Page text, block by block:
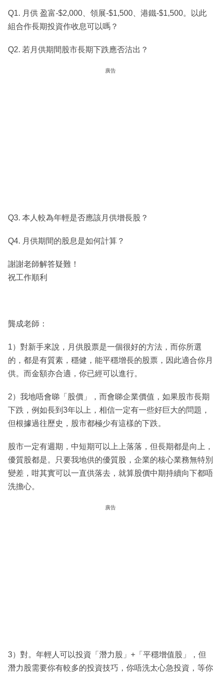
Q1. 月供 盈富-$2,000、領展-$1,500、港鐵-$1,500。以此
組合作長期投資作收息可以嗎？
Q2. 若月供期間股市長期下跌應否沽出？
廣告
Q3. 本人較為年輕是否應該月供增長股？
Q4. 月供期間的股息是如何計算？
謝謝老師解答疑難！
祝工作順利
龔成老師：
1）對新手來說，月供股票是一個很好的方法，而你所選
的，都是有質素，穩健，能平穩增長的股票，因此適合你月
供。而金額亦合適，你已經可以進行。
2）我地唔會睇「股價」，而會睇企業價值，如果股市長期
下跌，例如長到3年以上，相信一定有一些好巨大的問題，
但根據過往歷史，股市都極少有這樣的下跌。
股市一定有週期，中短期可以上上落落，但長期都是向上，
優質股都是。只要我地供的優質股，企業的核心業務無特別
變差，咁其實可以一直供落去，就算股價中期持續向下都唔
洗擔心。
廣告
3）對。年輕人可以投資「潛力股」+「平穩增值股」，但
潛力股需要你有較多的投資技巧，你唔洗太心急投資，等你